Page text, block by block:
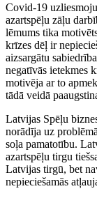
Covid-19
azartspēļu zāļu
lēmums tika
krīzes dēļ ir
aizsargātu
negatīvās ietekmes
motivēja ar to
tādā veidā
Latvijas Spēļu
norādīja uz
soļa pamatotību.
azartspēļu tirgu
Latvijas tirgū, bet
nepieciešamās